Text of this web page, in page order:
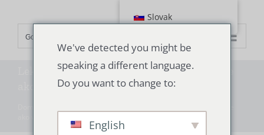
obsahGo to...
Lekárske silikónové hadičky sú náročnejšie
ako všeobecné silikónové hadičky
Slovak
We've detected you might be
speaking a different language.
Do you want to change to:
English